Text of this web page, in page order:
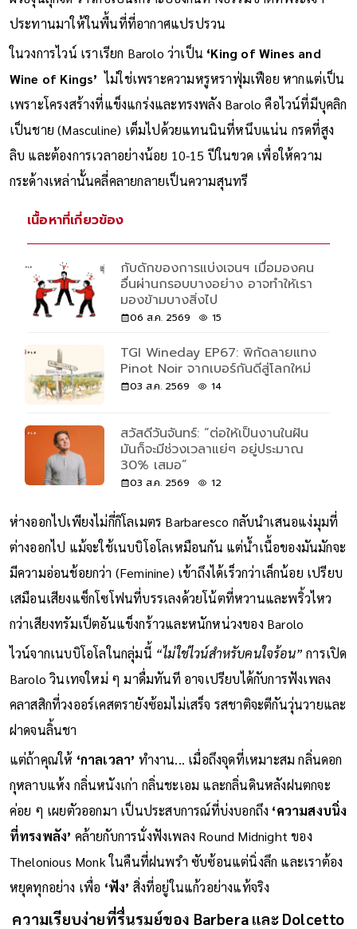
ประทานมาให้ในพื้นที่ที่อากาศแปรปรวน
ในวงการไวน์ เราเรียก Barolo ว่าเป็น ‘King of Wines and
Wine of Kings’ ไม่ใช่เพราะความหรูหราฟุ่มเฟือย หากแต่เป็น
เพราะโครงสร้างที่แข็งแกร่งและทรงพลัง Barolo คือไวน์ที่มีบุคลิก
เป็นชาย (Masculine) เต็มไปด้วยแทนนินที่หนึบแน่น กรดที่สูง
ลิบ และต้องการเวลาอย่างน้อย 10-15 ปีในขวด เพื่อให้ความ
กระด้างเหล่านั้นคลี่คลายกลายเป็นความสุนทรี
เนื้อหาที่เกี่ยวข้อง
กับดักของการแบ่งเจนฯ เมื่อมองคน
อื่นผ่านกรอบบางอย่าง อาจทำให้เรา
มองข้ามบางสิ่งไป
06 ส.ค. 2569 15
TGI Wineday EP67: พิกัดลายแทง
Pinot Noir จากเบอร์กันดีสู่โลกใหม่
03 ส.ค. 2569 14
สวัสดีวันจันทร์: “ต่อให้เป็นงานในฝัน
มันก็จะมีช่วงเวลาแย่ๆ อยู่ประมาณ
30% เสมอ”
03 ส.ค. 2569 12
ห่างออกไปเพียงไม่กี่กิโลเมตร Barbaresco กลับนำเสนอแง่มุมที่
ต่างออกไป แม้จะใช้เนบบิโอโลเหมือนกัน แต่น้ำเนื้อของมันมักจะ
มีความอ่อนช้อยกว่า (Feminine) เข้าถึงได้เร็วกว่าเล็กน้อย เปรียบ
เสมือนเสียงแซ็กโซโฟนที่บรรเลงด้วยโน้ตที่หวานและพริ้วไหว
กว่าเสียงทรัมเป็ตอันแข็งกร้าวและหนักหน่วงของ Barolo
ไวน์จากเนบบิโอโลในกลุ่มนี้ “ไม่ใช่ไวน์สำหรับคนใจร้อน”การเปิด
Barolo วินเทจใหม่ ๆ มาดื่มทันที อาจเปรียบได้กับการฟังเพลง
คลาสสิกที่วงออร์เคสตรายังซ้อมไม่เสร็จ รสชาติจะตีกันวุ่นวายและ
ฝาดจนลิ้นชา
แต่ถ้าคุณให้ ‘กาลเวลา’ ทำงาน... เมื่อถึงจุดที่เหมาะสม กลิ่นดอก
กุหลาบแห้ง กลิ่นหนังเก่า กลิ่นชะเอม และกลิ่นดินหลังฝนตกจะ
ค่อย ๆ เผยตัวออกมา เป็นประสบการณ์ที่บ่งบอกถึง ‘ความสงบนิ่ง
ที่ทรงพลัง’ คล้ายกับการนั่งฟังเพลง Round Midnight ของ
Thelonious Monk ในคืนที่ฝนพรำ ซับซ้อนแต่นิ่งลึก และเราต้อง
หยุดทุกอย่าง เพื่อ ‘ฟัง’ สิ่งที่อยู่ในแก้วอย่างแท้จริง
ความเรียบง่ายที่รื่นรมย์ของ Barbera และ Dolcetto